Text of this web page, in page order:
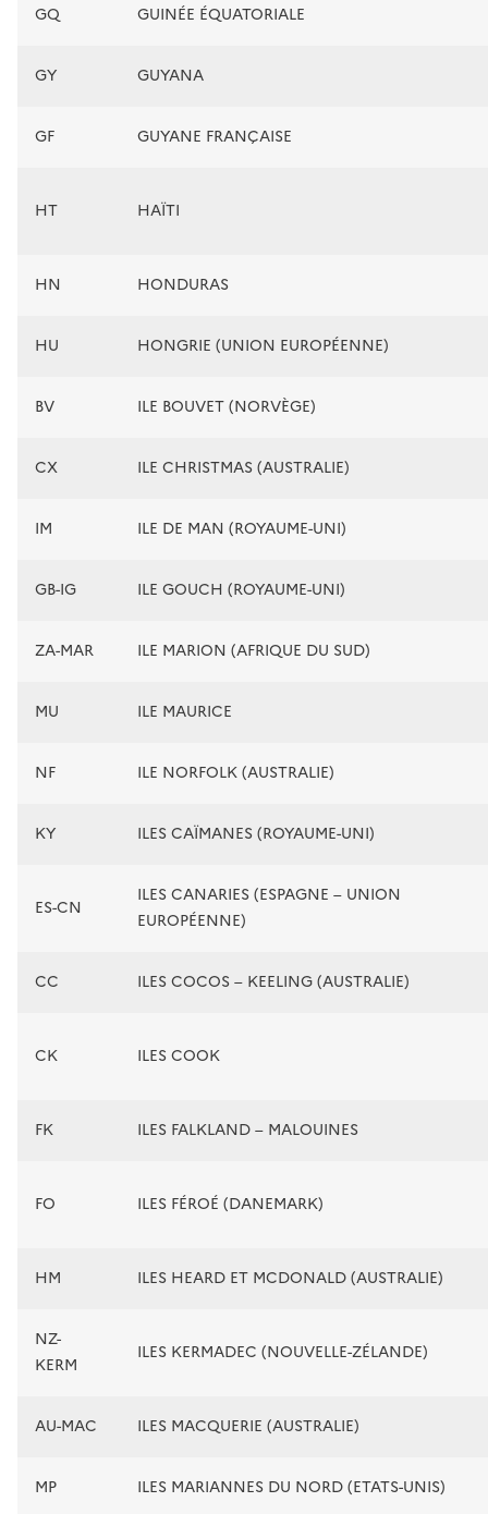
GQ GUINÉE ÉQUATORIALE
GY GUYANA
GF GUYANE FRANÇAISE
HT HAÏTI
HN HONDURAS
HU HONGRIE (UNION EUROPÉENNE)
BV ILE BOUVET (NORVÈGE)
CX ILE CHRISTMAS (AUSTRALIE)
IM ILE DE MAN (ROYAUME-UNI)
GB-IG ILE GOUCH (ROYAUME-UNI)
ZA-MAR ILE MARION (AFRIQUE DU SUD)
MU ILE MAURICE
NF ILE NORFOLK (AUSTRALIE)
KY ILES CAÏMANES (ROYAUME-UNI)
ES-CN
ILES CANARIES (ESPAGNE – UNION
EUROPÉENNE)
CC ILES COCOS – KEELING (AUSTRALIE)
CK ILES COOK
FK ILES FALKLAND – MALOUINES
FO ILES FÉROÉ (DANEMARK)
HM ILES HEARD ET MCDONALD (AUSTRALIE)
NZ-
KERM
ILES KERMADEC (NOUVELLE-ZÉLANDE)
AU-MAC ILES MACQUERIE (AUSTRALIE)
MP ILES MARIANNES DU NORD (ETATS-UNIS)